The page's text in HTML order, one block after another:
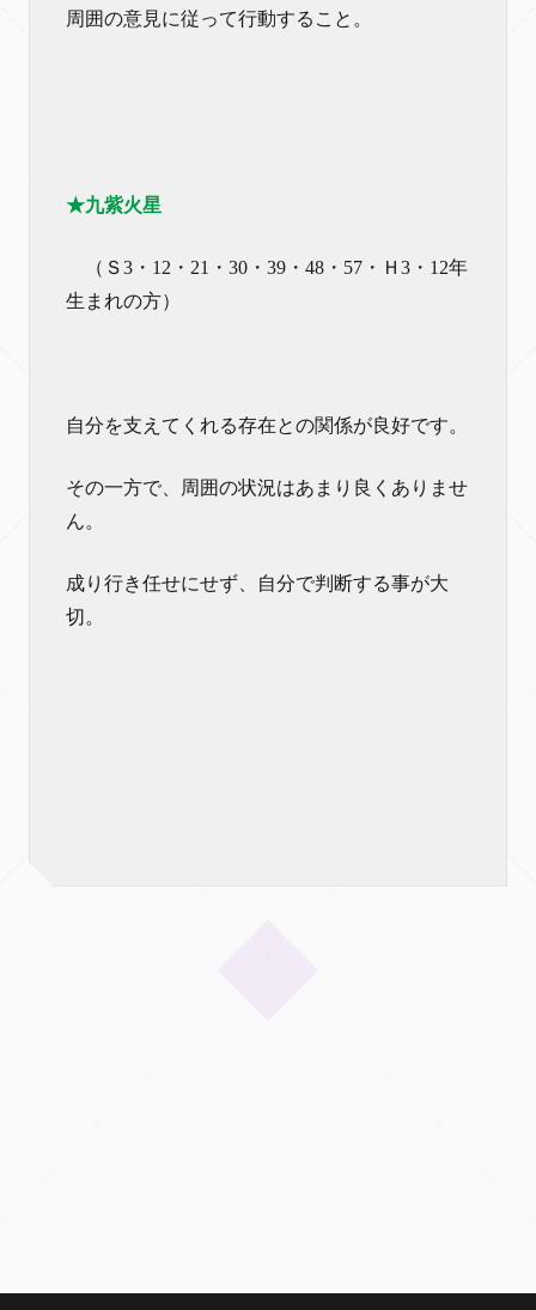
周囲の意見に従って行動すること。
★九紫火星
（Ｓ3・12・21・30・39・48・57・Ｈ3・12年
生まれの方）
自分を支えてくれる存在との関係が良好です。
その一方で、周囲の状況はあまり良くありませ
ん。
成り行き任せにせず、自分で判断する事が大
切。